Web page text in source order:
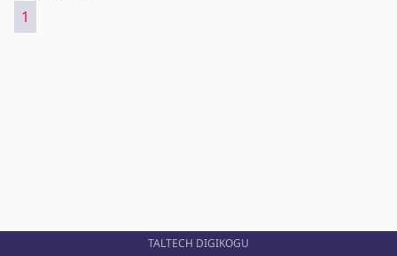
1
TALTECH DIGIKOGU